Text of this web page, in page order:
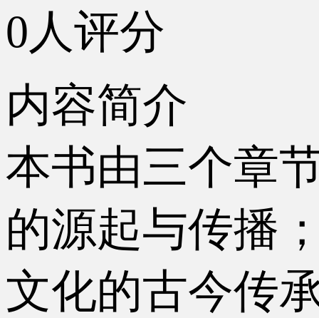
0人评分
内容简介
本书由三个章
的源起与传播
文化的古今传